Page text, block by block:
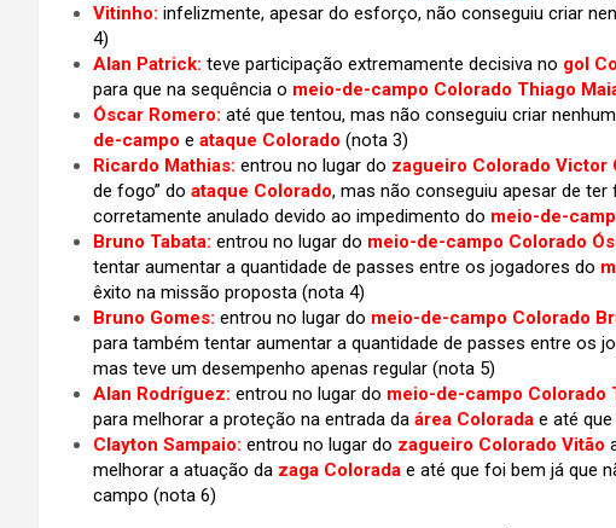
Vitinho: infelizmente, apesar do esforço, não conseguiu criar
4)
Alan Patrick: teve participação extremamente decisiva no gol
para que na sequência o meio-de-campo Colorado Thiago
Óscar Romero: até que tentou, mas não conseguiu criar
de-campo e ataque Colorado (nota 3)
Ricardo Mathias: entrou no lugar do zagueiro Colorado Victor
de fogo” do ataque Colorado, mas não conseguiu apesar de
corretamente anulado devido ao impedimento do meio-de-
Bruno Tabata: entrou no lugar do meio-de-campo Colorado
tentar aumentar a quantidade de passes entre os jogadores do
êxito na missão proposta (nota 4)
Bruno Gomes: entrou no lugar do meio-de-campo Colorado
para também tentar aumentar a quantidade de passes entre os
mas teve um desempenho apenas regular (nota 5)
Alan Rodríguez: entrou no lugar do meio-de-campo Colorado
para melhorar a proteção na entrada da área Colorada e até
Clayton Sampaio: entrou no lugar do zagueiro Colorado Vitão
melhorar a atuação da zaga Colorada e até que foi bem já que
campo (nota 6)